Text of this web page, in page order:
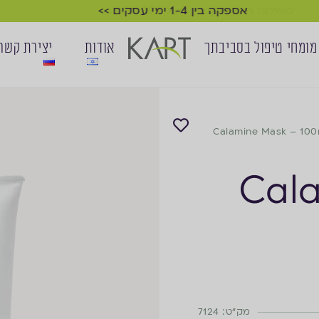
אספקה בין 1-4 ימי עסקים >>
מומחי טיפול בסביבתך אודות יצירת
Calamine Mask –
מק"ט: 7124